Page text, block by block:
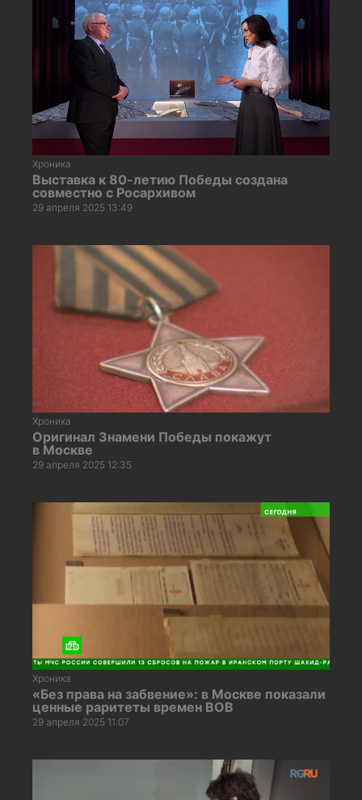
Хроника
Выставка к 80-летию Победы создана
совместно с Росархивом
29 апреля 2025 13:49
Хроника
Оригинал Знамени Победы покажут
в Москве
29 апреля 2025 12:35
Хроника
«Без права на забвение»: в Москве показали
ценные раритеты времен ВОВ
29 апреля 2025 11:07